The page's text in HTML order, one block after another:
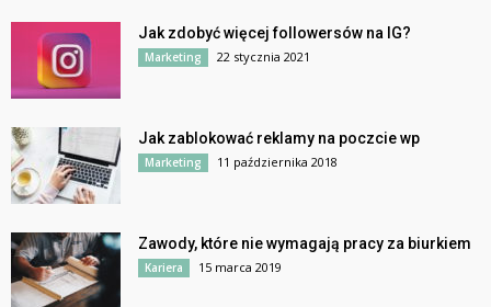
Jak zdobyć więcej followersów na IG?
Marketing 22 stycznia 2021
Jak zablokować reklamy na poczcie wp
Marketing 11 października 2018
Zawody, które nie wymagają pracy za biurkiem
Kariera 15 marca 2019